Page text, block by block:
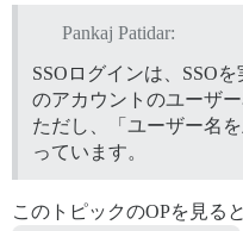
Pankaj Patidar:
SSOログインは、SSO
のアカウントのユーザ
ただし、「ユーザー名
っています。
このトピックのOPを見る